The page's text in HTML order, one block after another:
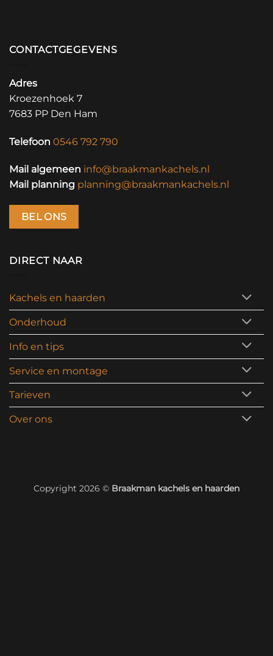
CONTACTGEGEVENS
Adres
Kroezenhoek 7
7683 PP Den Ham
Telefoon 0546 792 790
Mail algemeen info@braakmankachels.nl
Mail planning planning@braakmankachels.nl
BEL ONS
DIRECT NAAR
Kachels en haarden
Onderhoud
Info en tips
Service en montage
Tarieven
Over ons
Copyright 2026 © Braakman kachels en haarden